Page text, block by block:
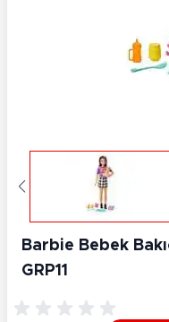
Barbie Bebek
GRP11